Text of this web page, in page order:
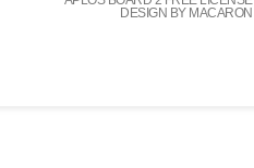
DESIGN BY MACARON